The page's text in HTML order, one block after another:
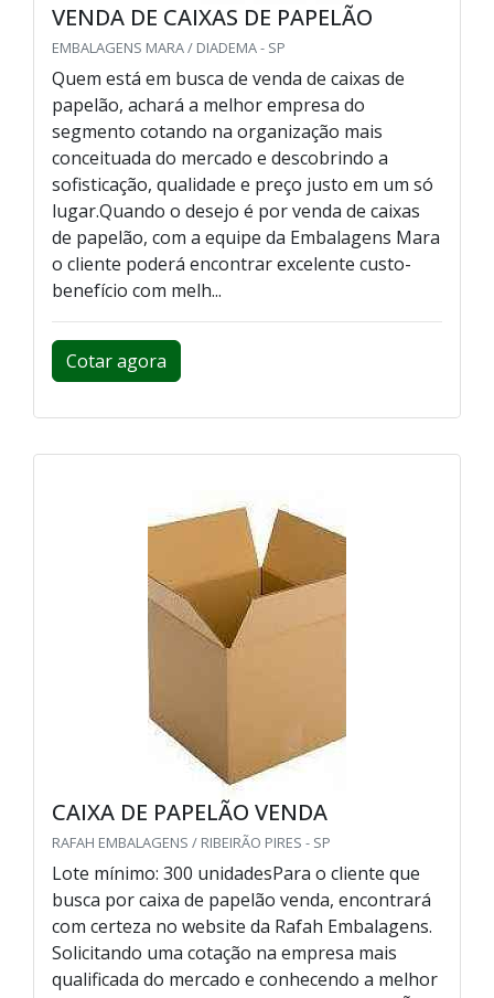
VENDA DE CAIXAS DE PAPELÃO
EMBALAGENS MARA / DIADEMA - SP
Quem está em busca de venda de caixas de
papelão, achará a melhor empresa do
segmento cotando na organização mais
conceituada do mercado e descobrindo a
sofisticação, qualidade e preço justo em um só
lugar.Quando o desejo é por venda de caixas
de papelão, com a equipe da Embalagens Mara
o cliente poderá encontrar excelente custo-
benefício com melh...
Cotar agora
CAIXA DE PAPELÃO VENDA
RAFAH EMBALAGENS / RIBEIRÃO PIRES - SP
Lote mínimo: 300 unidadesPara o cliente que
busca por caixa de papelão venda, encontrará
com certeza no website da Rafah Embalagens.
Solicitando uma cotação na empresa mais
qualificada do mercado e conhecendo a melhor